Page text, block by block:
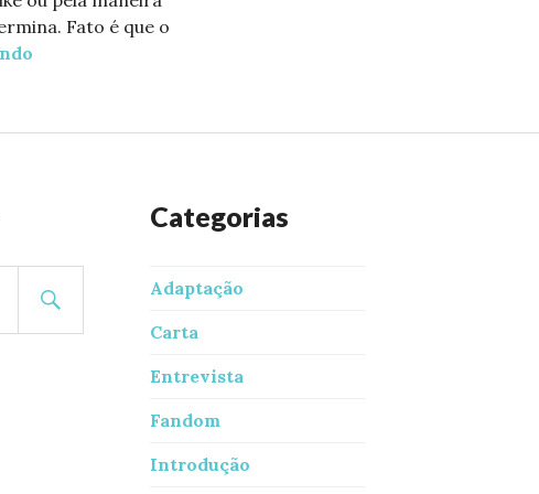
Fato é que o
Categorias
Adaptação
Carta
Entrevista
Fandom
Introdução